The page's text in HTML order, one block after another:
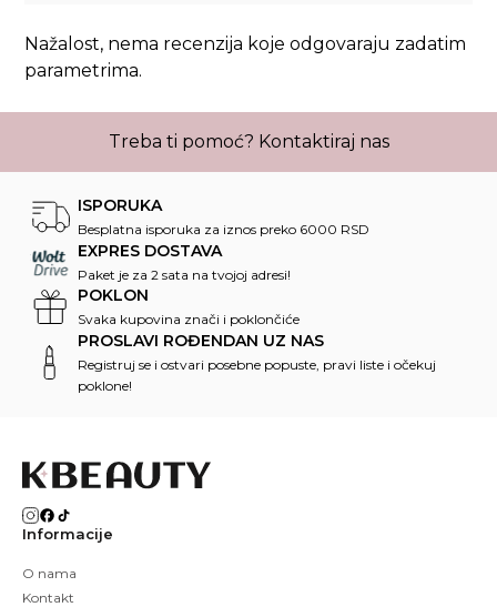
Nažalost, nema recenzija koje odgovaraju zadatim
parametrima.
Treba ti pomoć? Kontaktiraj nas
ISPORUKA
Besplatna isporuka za iznos preko 6000 RSD
EXPRES DOSTAVA
Paket je za 2 sata na tvojoj adresi!
POKLON
Svaka kupovina znači i poklončiće
PROSLAVI ROĐENDAN UZ NAS
Registruj se i ostvari posebne popuste, pravi liste i očekuj
poklone!
Informacije
O nama
Kontakt